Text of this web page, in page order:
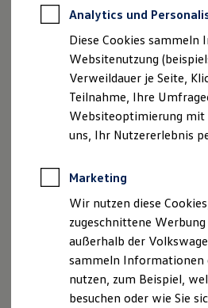
Autokredit mit
Versicherungen und
Kfz-Versicherung
Garantien
Wartungsverträge
Geschäftskunden
Professional Class
Großkunden
Behörden
Anpfiff zum Gewinn
Elektroautos
ID. Tutorials
Elektrofahrzeugkonzepte
Reichweite
Reichweite der ID.
Reichweite im
Probefahrt vereinbaren
Analytics und
Diese Cookies
Websitenutzung
Verweildauer je Seite,
Teilnahme, Ihre
Websiteoptimierung mit
uns, Ihr Nutzererlebnis
Marketing
Wir nutzen diese
zugeschnittene
außerhalb der
sammeln Informationen
nutzen, zum Beispiel,
besuchen oder wie Sie